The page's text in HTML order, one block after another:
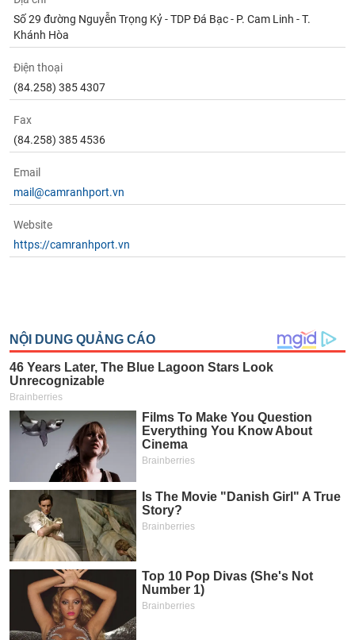
Số 29 đường Nguyễn Trọng Kỷ - TDP Đá Bạc - P. Cam Linh - T.
Khánh Hòa
Điện thoại
(84.258) 385 4307
Fax
(84.258) 385 4536
Email
mail@camranhport.vn
Website
https://camranhport.vn